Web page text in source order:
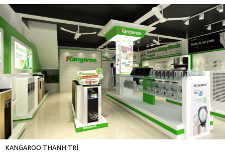
KANGAROO THANH TRÌ